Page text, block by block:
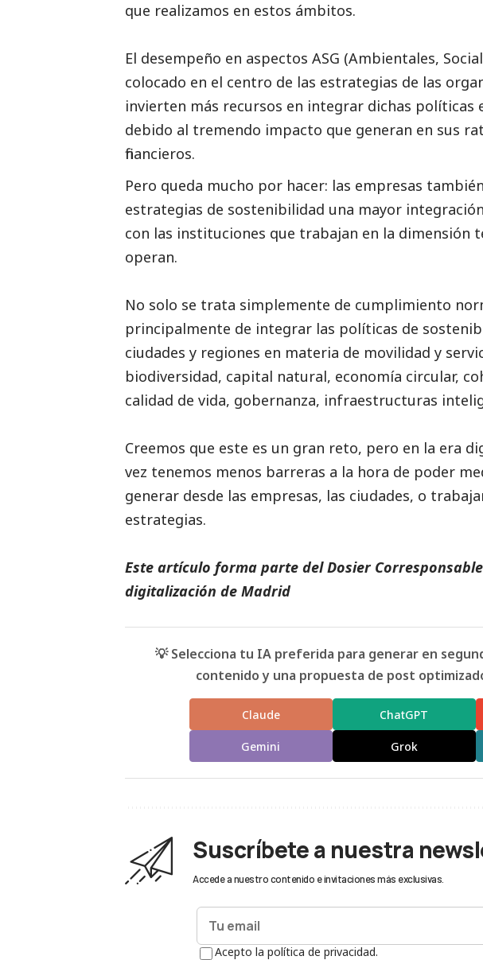
que realizamos en estos ámbitos.
El desempeño en aspectos ASG (Ambientales,
colocado en el centro de las estrategias de las
invierten más recursos en integrar dichas políticas
debido al tremendo impacto que generan en sus
financieros.
Pero queda mucho por hacer: las empresas
estrategias de sostenibilidad una mayor
con las instituciones que trabajan en la dimensión
operan.
No solo se trata simplemente de cumplimiento
principalmente de integrar las políticas de
ciudades y regiones en materia de movilidad y
biodiversidad, capital natural, economía circular,
calidad de vida, gobernanza, infraestructuras
Creemos que este es un gran reto, pero en la era
vez tenemos menos barreras a la hora de poder
generar desde las empresas, las ciudades, o
estrategias.
Este artículo forma parte delDosier
digitalización de Madrid
💡 Selecciona tu IA preferida para generar en
contenido y una propuesta de post
Claude ChatGPT
Gemini Grok
Suscríbete a nuestra
Accede a nuestro contenido e invitaciones más exclusivas.
Acepto la política de privacidad.